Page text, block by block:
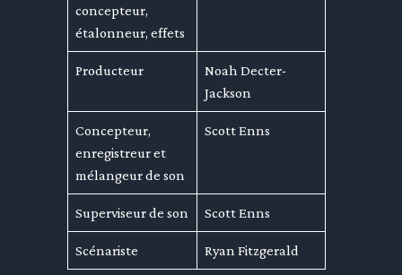
concepteur,
étalonneur, effets
Producteur
Noah Decter-
Jackson
Concepteur,
enregistreur et
mélangeur de son
Scott Enns
Superviseur de son Scott Enns
Scénariste Ryan Fitzgerald